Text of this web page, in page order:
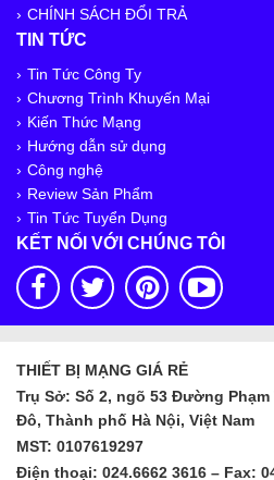
CHÍNH SÁCH ĐỔI TRẢ
TIN TỨC
Tin Tức Công Ty
Chương Trình Khuyến Mại
Kiến Thức Mạng
Hướng dẫn sử dụng
Công nghệ
Review Sản Phẩm
Tin Tức Tuyển Dụng
KẾT NỐI VỚI CHÚNG TÔI
THIẾT BỊ MẠNG GIÁ RẺ
Trụ Sở: Số 2, ngõ 53 Đường
Đô, Thành phố Hà Nội, Việt Nam
MST: 0107619297
Điện thoại: 024.6662 3616 – Fax: